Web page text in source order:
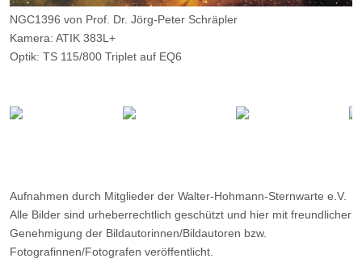
NGC1396 von Prof. Dr. Jörg-Peter Schräpler
Kamera: ATIK 383L+
Optik: TS 115/800 Triplet auf EQ6
Ort: Essen
Aufnahmen durch Mitglieder der Walter-Hohmann-Sternwarte e.V.
Alle Bilder sind urheberrechtlich geschützt und hier mit freundlicher
Genehmigung der Bildautorinnen/Bildautoren bzw.
Fotografinnen/Fotografen veröffentlicht.